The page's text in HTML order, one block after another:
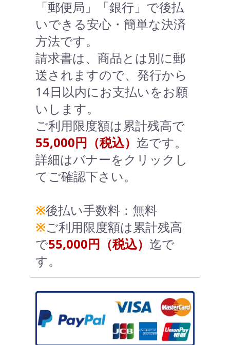
「郵便局」「銀行」で後払
いできる安心・簡単な決済
方法です。
請求書は、商品とは別に郵
送されますので、発行から
14日以内にお支払いをお願
いします。
ご利用限度額は累計残高で
55,000円（税込） 迄です。
詳細はバナーをクリックし
てご確認下さい。
※後払い手数料：無料
※ご利用限度額は累計残高
で55,000円（税込） 迄で
す。